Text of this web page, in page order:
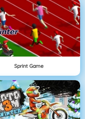
Sprint Game